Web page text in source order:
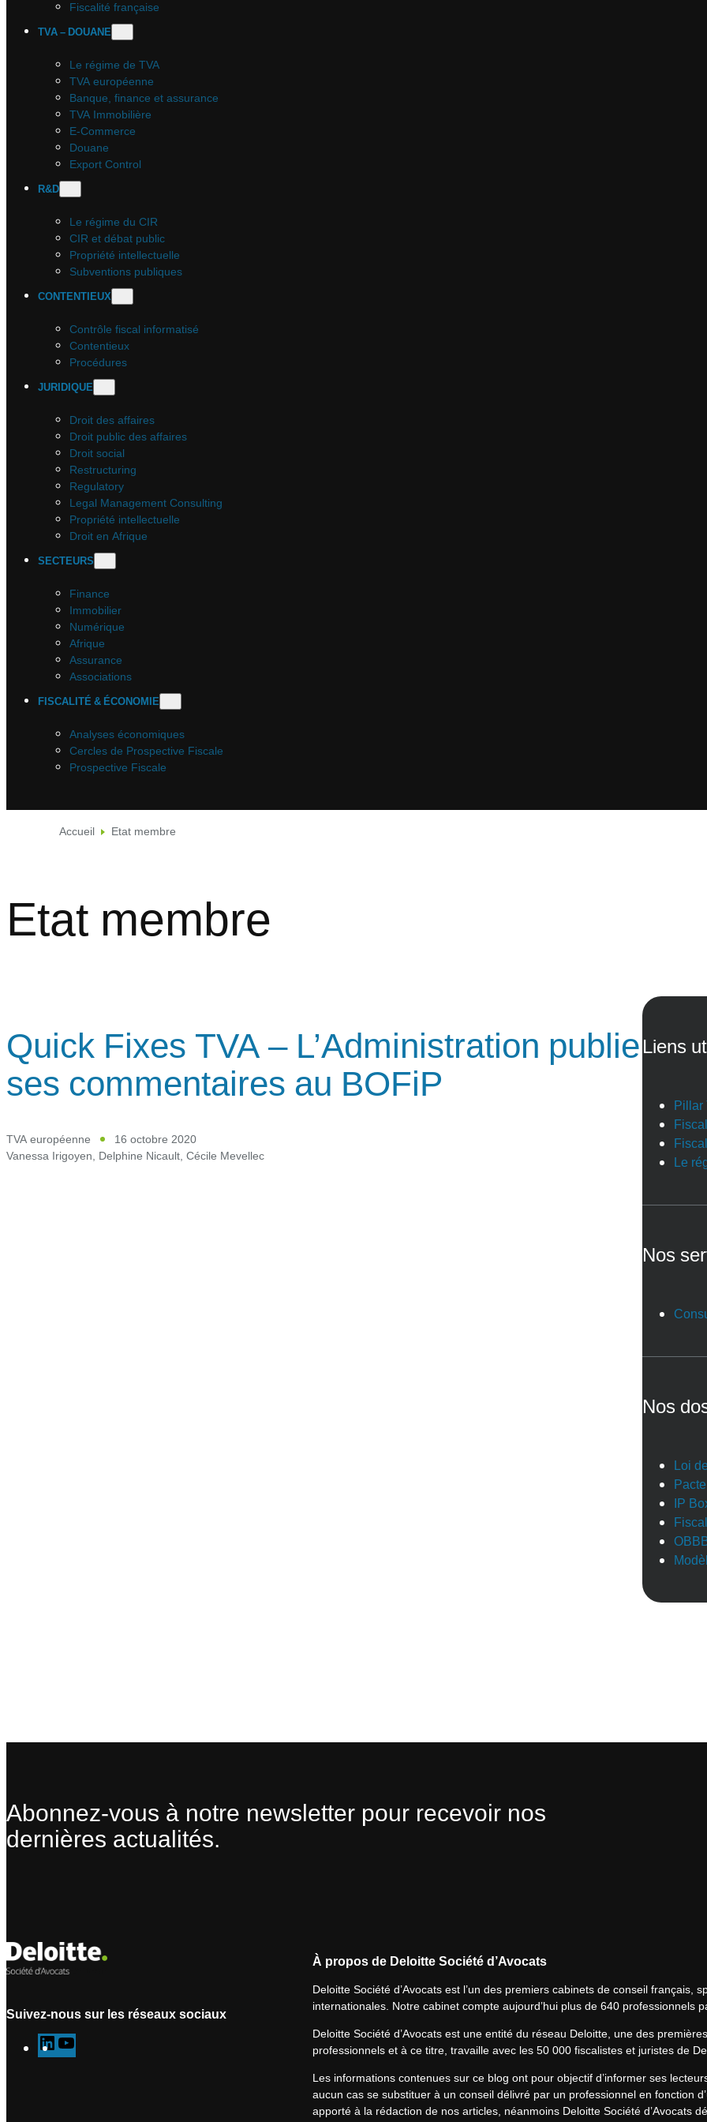
Fiscalité française
TVA – DOUANE
Le régime de TVA
TVA européenne
Banque, finance et assurance
TVA Immobilière
E-Commerce
Douane
Export Control
R&D
Le régime du CIR
CIR et débat public
Propriété intellectuelle
Subventions publiques
CONTENTIEUX
Contrôle fiscal informatisé
Contentieux
Procédures
JURIDIQUE
Droit des affaires
Droit public des affaires
Droit social
Restructuring
Regulatory
Legal Management Consulting
Propriété intellectuelle
Droit en Afrique
SECTEURS
Finance
Immobilier
Numérique
Afrique
Assurance
Associations
FISCALITÉ & ÉCONOMIE
Analyses économiques
Cercles de Prospective Fiscale
Prospective Fiscale
Accueil Etat membre
Etat membre
Quick Fixes TVA – L’Administration publie
ses commentaires au BOFiP
TVA européenne
16 octobre 2020
Vanessa Irigoyen, Delphine Nicault, Cécile Mevellec
Liens
Pillar
Le
Nos
Nos
Loi
IP
Abonnez-vous à notre newsletter pour recevoir nos
dernières actualités.
Suivez-nous sur les réseaux sociaux
L
i
o
À propos de Deloitte Société d’Avocats
Deloitte Société d’Avocats est l’un des premiers cabinets de conseil français,
internationales. Notre cabinet compte aujourd’hui plus de 640 professionnels
Deloitte Société d’Avocats est une entité du réseau Deloitte, une des
professionnels et à ce titre, travaille avec les 50 000 fiscalistes et juristes de
Les informations contenues sur ce blog ont pour objectif d’informer ses
aucun cas se substituer à un conseil délivré par un professionnel en fonction
apporté à la rédaction de nos articles, néanmoins Deloitte Société d’Avocats